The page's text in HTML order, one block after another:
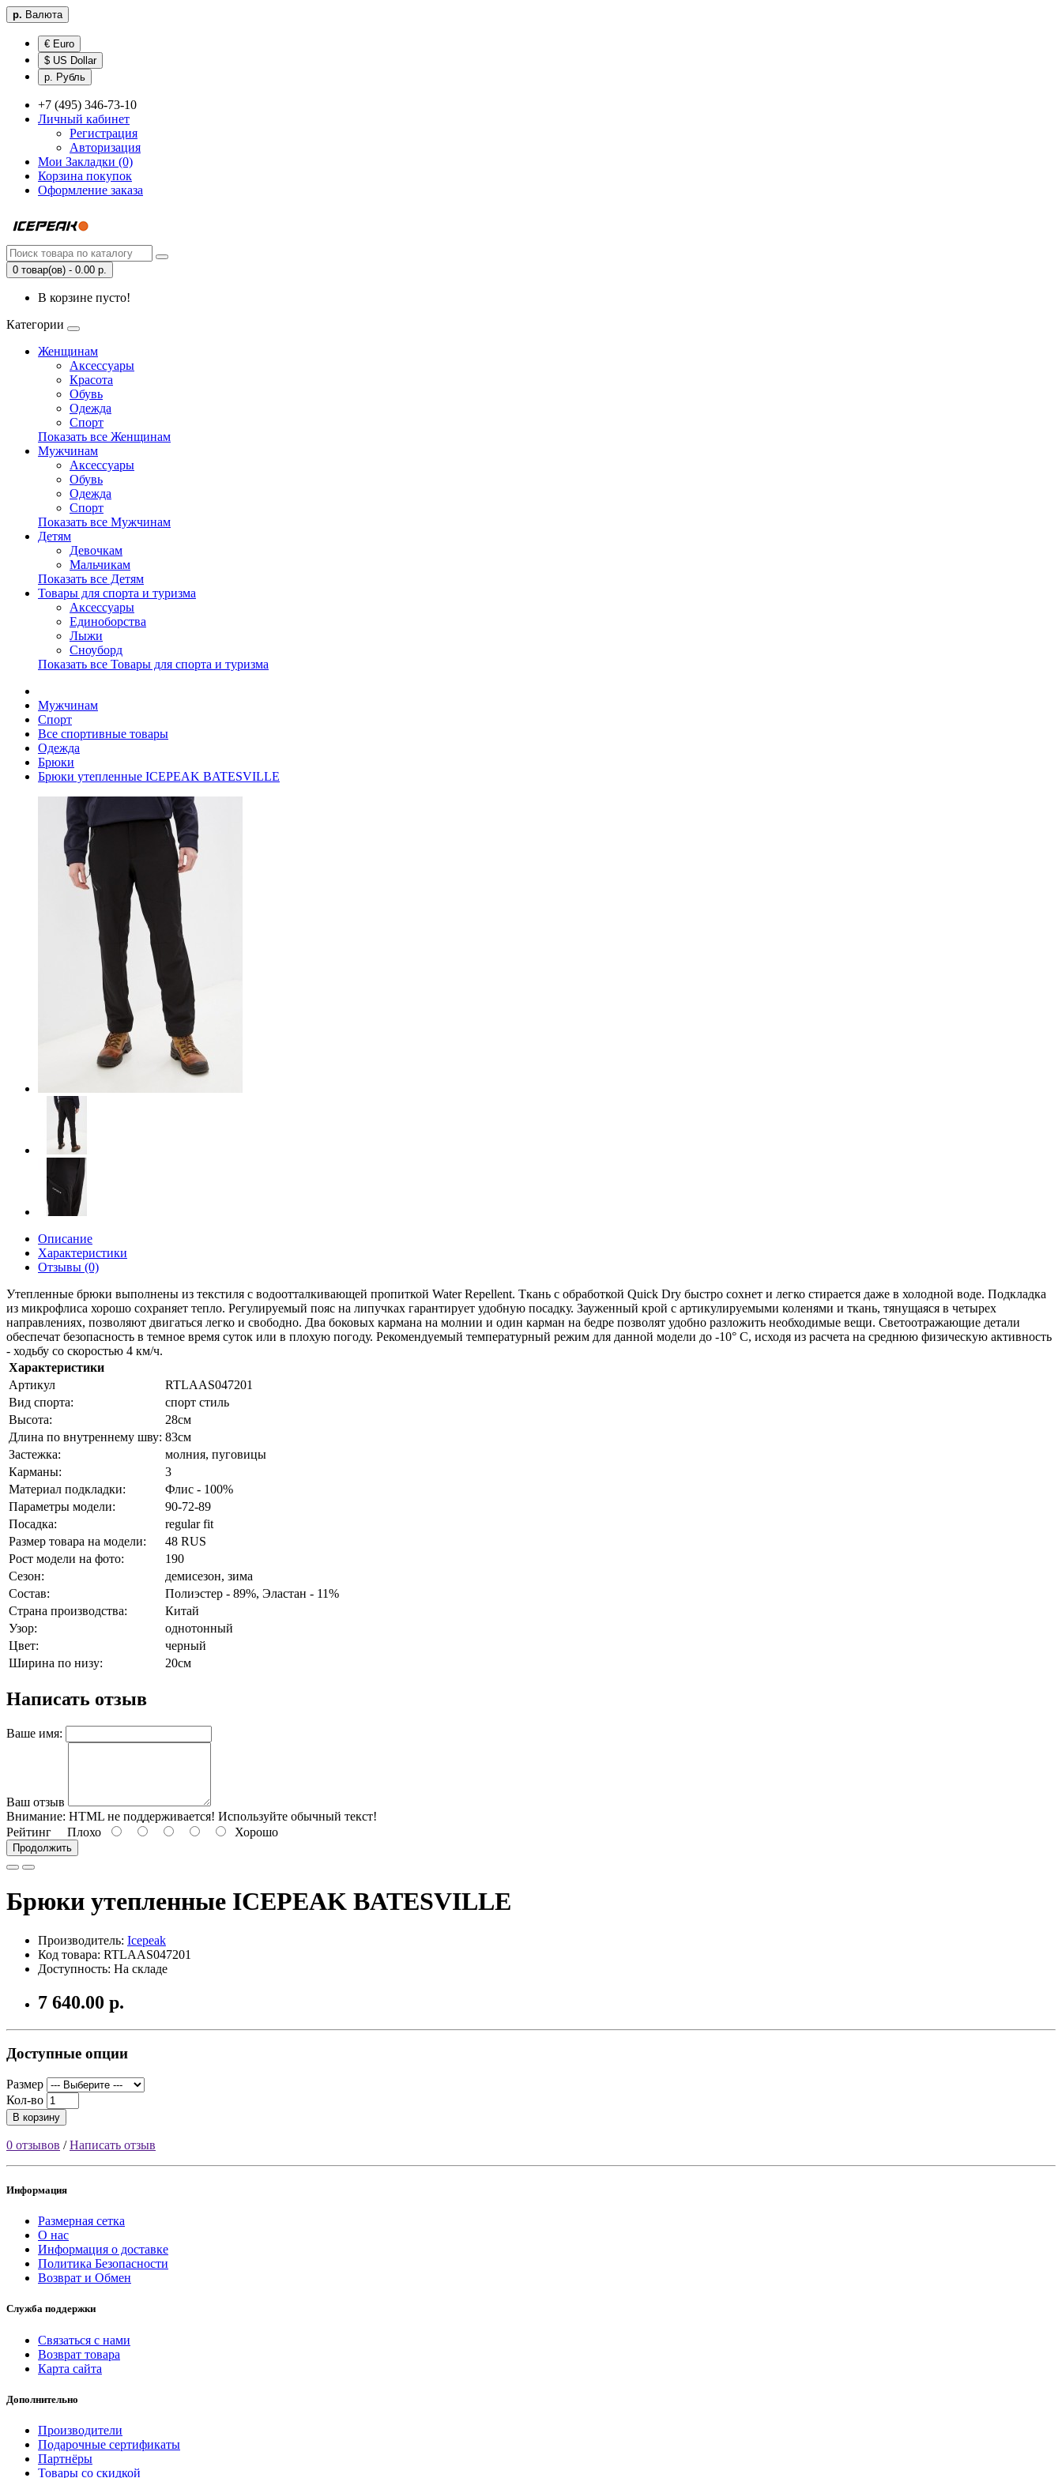
р. Валюта
€ Euro
$ US Dollar
р. Рубль
+7 (495) 346-73-10
Личный кабинет
Регистрация
Авторизация
Мои Закладки (0)
Корзина покупок
Оформление заказа
0 товар(ов) - 0.00 р.
В корзине пусто!
Категории
Женщинам
Аксессуары
Красота
Обувь
Одежда
Спорт
Показать все Женщинам
Мужчинам
Аксессуары
Обувь
Одежда
Спорт
Показать все Мужчинам
Детям
Девочкам
Мальчикам
Показать все Детям
Товары для спорта и туризма
Аксессуары
Единоборства
Лыжи
Сноуборд
Показать все Товары для спорта и туризма
Мужчинам
Спорт
Все спортивные товары
Одежда
Брюки
Брюки утепленные ICEPEAK BATESVILLE
Описание
Характеристики
Отзывы (0)
Утепленные брюки выполнены из текстиля с водоотталкивающей пропиткой Water Repellent. Ткань с обработкой Quick Dry быстро сохнет и легко стирается даже в холодной воде. Подкладка
из микрофлиса хорошо сохраняет тепло. Регулируемый пояс на липучках гарантирует удобную посадку. Зауженный крой с артикулируемыми коленями и ткань, тянущаяся в четырех
направлениях, позволяют двигаться легко и свободно. Два боковых кармана на молнии и один карман на бедре позволят удобно разложить необходимые вещи. Светоотражающие детали
обеспечат безопасность в темное время суток или в плохую погоду. Рекомендуемый температурный режим для данной модели до -10° С, исходя из расчета на среднюю физическую активность
- ходьбу со скоростью 4 км/ч.
Характеристики
Артикул
RTLAAS047201
Вид спорта:
спорт стиль
Высота:
28см
Длина по внутреннему шву: 83см
Застежка:
молния, пуговицы
Карманы:
3
Материал подкладки:
Флис - 100%
Параметры модели:
90-72-89
Посадка:
regular fit
Размер товара на модели:
48 RUS
Рост модели на фото:
190
Сезон:
демисезон, зима
Состав:
Полиэстер - 89%, Эластан - 11%
Страна производства:
Китай
Узор:
однотонный
Цвет:
черный
Ширина по низу:
20см
Написать отзыв
Ваше имя:
Ваш отзыв
Внимание: HTML не поддерживается! Используйте обычный текст!
Рейтинг Плохо Хорошо
Продолжить
Брюки утепленные ICEPEAK BATESVILLE
Производитель: Icepeak
Код товара: RTLAAS047201
Доступность: На складе
7 640.00 р.
Доступные опции
Размер
Кол-во
В корзину
0 отзывов /Написать отзыв
Информация
Размерная сетка
О нас
Информация о доставке
Политика Безопасности
Возврат и Обмен
Служба поддержки
Связаться с нами
Возврат товара
Карта сайта
Дополнительно
Производители
Подарочные сертификаты
Партнёры
Товары со скидкой